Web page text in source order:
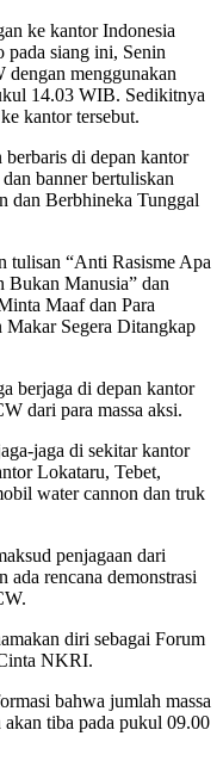
ke kantor Indonesia
siang ini, Senin
menggunakan
14.03 WIB. Sedikitnya
kantor tersebut.
di depan kantor
banner bertuliskan
dan Berbhineka Tunggal
tulisan “Anti Rasisme Apa
Manusia” dan
Maaf dan Para
Segera Ditangkap
berjaga di depan kantor
dari para massa aksi.
jaga di sekitar kantor
Lokataru, Tebet,
water cannon dan truk
penjagaan dari
ada rencana demonstrasi
diri sebagai Forum
NKRI.
bahwa jumlah massa
tiba pada pukul 09.00